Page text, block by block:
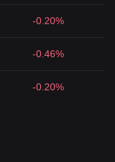
-0.20%
-0.46%
-0.20%